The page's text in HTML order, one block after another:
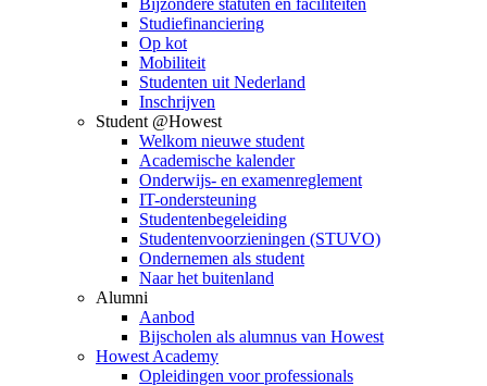
Bijzondere statuten en faciliteiten
Studiefinanciering
Op kot
Mobiliteit
Studenten uit Nederland
Inschrijven
Student @Howest
Welkom nieuwe student
Academische kalender
Onderwijs- en examenreglement
IT-ondersteuning
Studentenbegeleiding
Studentenvoorzieningen (STUVO)
Ondernemen als student
Naar het buitenland
Alumni
Aanbod
Bijscholen als alumnus van Howest
Howest Academy
Opleidingen voor professionals